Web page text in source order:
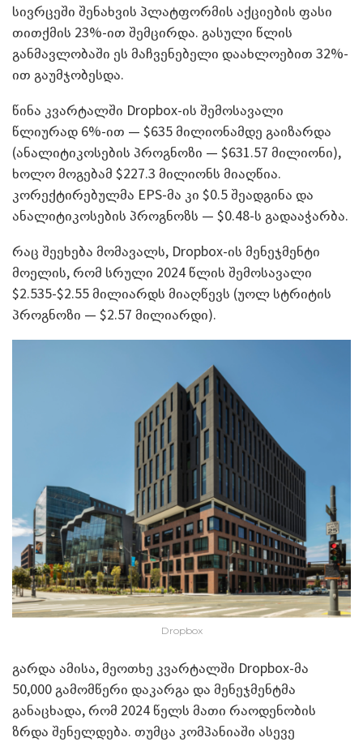
სივრცეში შენახვის პლატფორმის აქციების ფასი
თითქმის 23%-ით შემცირდა. გასული წლის
განმავლობაში ეს მაჩვენებელი დაახლოებით 32%-
ით გაუმჯობესდა.
წინა კვარტალში Dropbox-ის შემოსავალი
წლიურად 6%-ით — $635 მილიონამდე გაიზარდა
(ანალიტიკოსების პროგნოზი — $631.57 მილიონი),
ხოლო მოგებამ $227.3 მილიონს მიაღწია.
კორექტირებულმა EPS-მა კი $0.5 შეადგინა და
ანალიტიკოსების პროგნოზს — $0.48-ს გადააჭარბა.
რაც შეეხება მომავალს, Dropbox-ის მენეჯმენტი
მოელის, რომ სრული 2024 წლის შემოსავალი
$2.535-$2.55 მილიარდს მიაღწევს (უოლ სტრიტის
პროგნოზი ­— $2.57 მილიარდი).
Dropbox
გარდა ამისა, მეოთხე კვარტალში Dropbox-მა
50,000 გამომწერი დაკარგა და მენეჯმენტმა
განაცხადა, რომ 2024 წელს მათი რაოდენობის
ზრდა შენელდება. თუმცა კომპანიაში ასევე